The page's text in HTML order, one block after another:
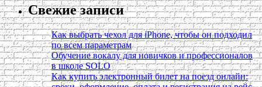
Свежие записи
Как выбрать чехол для iPhone, чтобы он подходил
по всем параметрам
Обучение вокалу для новичков и профессионалов
в школе SOLO
Как купить электронный билет на поезд онлайн: